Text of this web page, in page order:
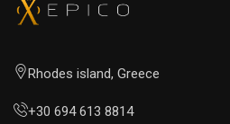
Rhodes island, Greece
+30 694 613 8814